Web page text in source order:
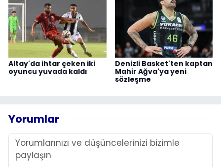
Altay'da ihtar çeken iki
oyuncu yuvada kaldı
Denizli Basket'ten kaptan
Mahir Ağva'ya yeni
sözleşme
Yorumlar